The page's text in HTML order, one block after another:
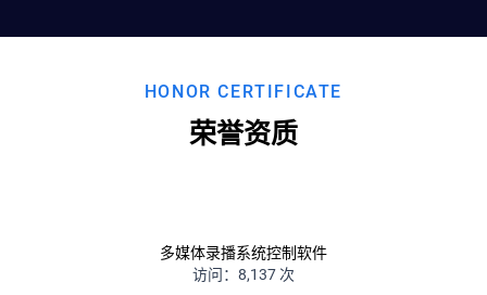
HONOR CERTIFICATE
荣誉资质
多媒体录播系统控制软件
访问：8,137 次